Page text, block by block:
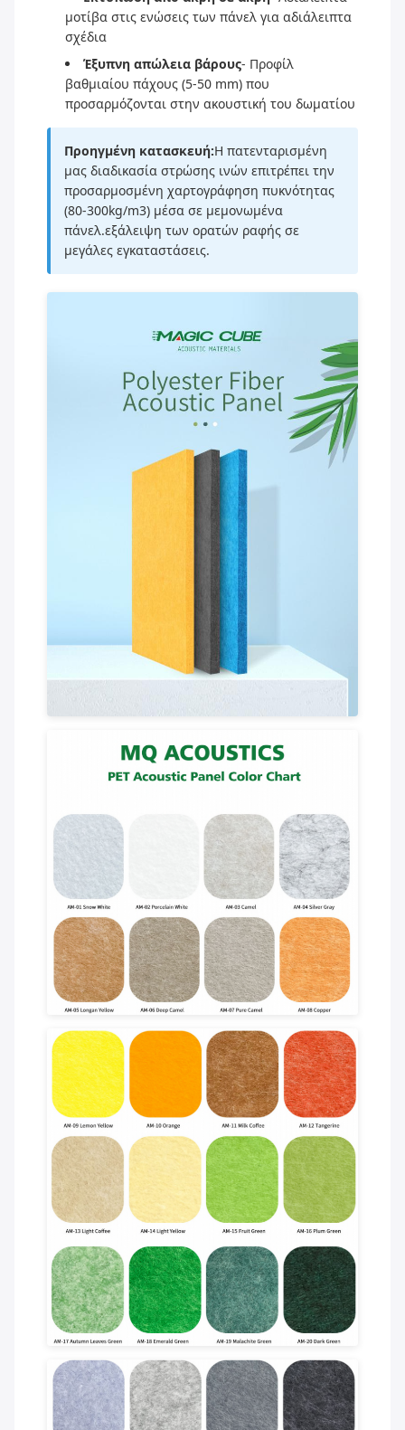
μοτίβα στις ενώσεις των πάνελ για αδιάλειπτα
σχέδια
Έξυπνη απώλεια βάρους- Προφίλ
βαθμιαίου πάχους (5-50 mm) που
προσαρμόζονται στην ακουστική του δωματίου
Προηγμένη κατασκευή:Η πατενταρισμένη
μας διαδικασία στρώσης ινών επιτρέπει την
προσαρμοσμένη χαρτογράφηση πυκνότητας
(80-300kg/m3) μέσα σε μεμονωμένα
πάνελ.εξάλειψη των ορατών ραφής σε
μεγάλες εγκαταστάσεις.